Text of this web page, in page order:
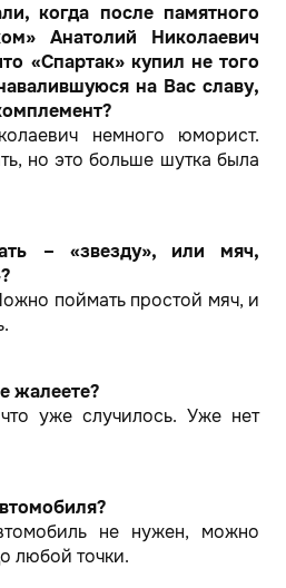
когда после памятного
Анатолий Николаевич
«Спартак» купил не того
на Вас славу,
немного юморист.
но это больше шутка была
– «звезду», или мяч,
поймать простой мяч, и
жалеете?
уже случилось. Уже нет
не нужен, можно
любой точки.